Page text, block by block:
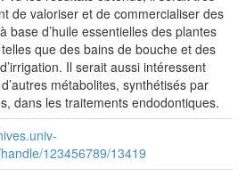
de valoriser et de commercialiser des
base d’huile essentielles des plantes
que des bains de bouche et des
Il serait aussi intéressent
d’autres métabolites, synthétisés par
dans les traitements endodontiques.
123456789/13419